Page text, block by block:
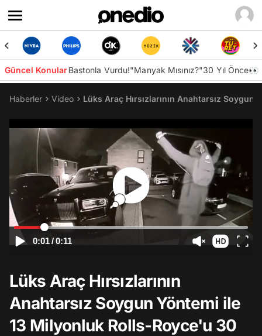
Güncel KonularBastonla Vurdu!"Manyak Mısınız?"30 Yıl Önce👀
Haberler Video Lüks Araç Hırsızlarının Anahtarsız
0:01/0:11
Lüks Araç Hırsızlarının
Anahtarsız Soygun Yöntemi ile
13 Milyonluk Rolls-Royce'u 30